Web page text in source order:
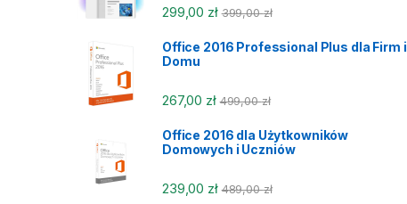
299,00 zł 399,00zł
Office 2016 Professional Plus dla Firm i
Domu
267,00 zł 499,00zł
Office 2016 dla Użytkowników
Domowych i Uczniów
239,00 zł 489,00zł